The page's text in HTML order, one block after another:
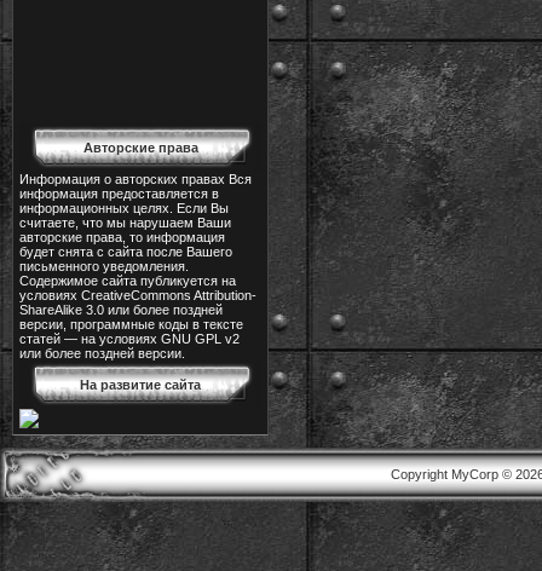
Авторские права
Информация о авторских правах Вся
информация предоставляется в
информационных целях. Если Вы
считаете, что мы нарушаем Ваши
авторские права, то информация
будет снята с сайта после Вашего
письменного уведомления.
Содержимое сайта публикуется на
условиях CreativeCommons Attribution-
ShareAlike 3.0 или более поздней
версии, программные коды в тексте
статей — на условиях GNU GPL v2
или более поздней версии.
На развитие сайта
Copyright MyCorp ©